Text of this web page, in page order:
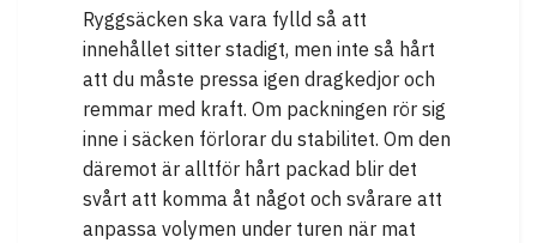
Ryggsäcken ska vara fylld så att
innehållet sitter stadigt, men inte så hårt
att du måste pressa igen dragkedjor och
remmar med kraft. Om packningen rör sig
inne i säcken förlorar du stabilitet. Om den
däremot är alltför hårt packad blir det
svårt att komma åt något och svårare att
anpassa volymen under turen när mat